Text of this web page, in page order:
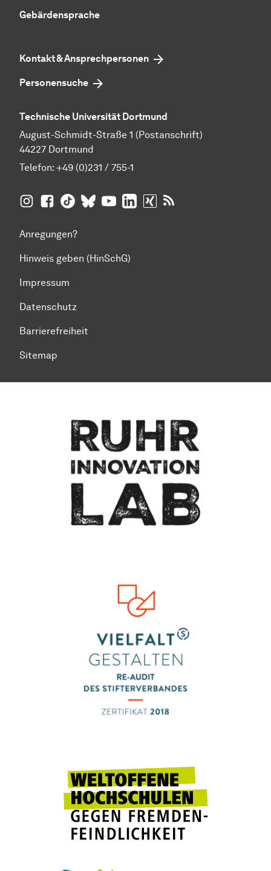
Gebärdensprache
Kontakt & Ansprechpersonen
Personensuche
Technische Universität Dortmund
August-Schmidt-Straße 1 (Postanschrift)
44227 Dortmund
Telefon: +49 (0)231 / 755-1
TU Dortmund aufInsta­gram
TU Dortmund auf Facebook
TU Dortmund auf TikTok
TU Dortmund auf BlueSky
TU Dortmund auf YouTube
TU Dortmund auf LinkedIn
TU Dortmund auf XING
Anregungen?
Hinweis geben (HinSchG)
Impressum
Datenschutz
Barrierefreiheit
Sitemap